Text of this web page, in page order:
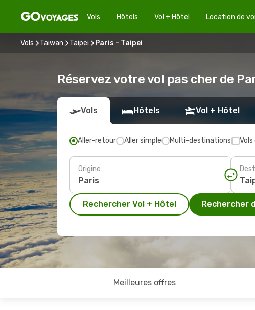
Vols Hôtels Vol + Hôtel Location de
Vols Taiwan Taipei Paris - Taipei
Réservez votre vol pas cher de
Vols Hôtels Vol + Hôtel
Aller-retour Aller simple Multi-destinations
Origine
Rechercher Vol + Hôtel Rechercher
Meilleures offres